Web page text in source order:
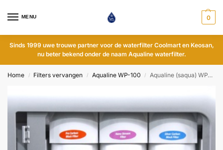
MENU 0
Sinds 1999 uwe trouwe partner voor de waterfilter Coolmart en Keosan,
nu beter bekend onder de naam Aqualine waterfilter.
Home / Filters vervangen / Aqualine WP-100 / Aqualine (saqua) WP-100 jaarset filters